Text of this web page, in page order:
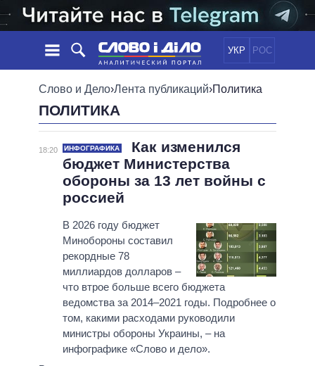
УКР РОС
НОВОСТИ
ЛЕНТА
СОБЫТИЯ
СТАТЬИ
МНЕНИЯ
ОБЗОРЫ
ДАЙДЖЕСТЫ
ПОЛИТИКА
ОБЩЕСТВО
МИР
ПОЛИТИКИ
ВСЕ ПОЛИТИКИ
ПРЕЗИДЕНТ И ОФИС
ВЕРХОВНАЯ РАДА
КАБИНЕТ МИНИСТРОВ
ГЛАВЫ ОБЛАДМИНИСТРАЦИЙ
МЭРЫ
ВСЕ ПЕРСОНЫ
ИНФОГРАФИКА
ПОДДЕРЖАТЬ
СРАВНЕНИЕ ПОЛИТИКОВ
Слово и Дело›Лента публикаций›Политика
ПОЛИТИКА
18:20 ИНФОГРАФИКА
Как изменился
бюджет Министерства
обороны за 13 лет войны с
россией
В 2026 году бюджет
Минобороны составил
рекордные 78
миллиардов долларов –
что втрое больше всего бюджета
ведомства за 2014–2021 годы. Подробнее о
том, какими расходами руководили
министры обороны Украины, – на
инфографике «Слово и дело».